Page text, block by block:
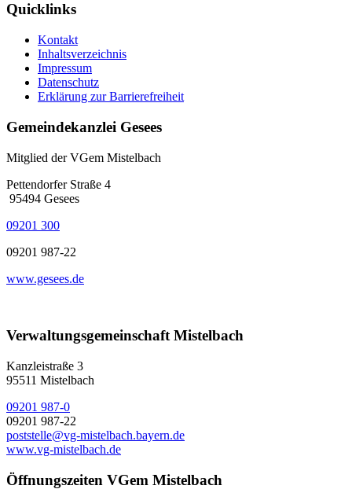
Quicklinks
Kontakt
Inhaltsverzeichnis
Impressum
Datenschutz
Erklärung zur Barrierefreiheit
Gemeindekanzlei Gesees
Mitglied der VGem Mistelbach
Pettendorfer Straße 4
95494 Gesees
09201 300
09201 987-22
www.gesees.de
Verwaltungsgemeinschaft Mistelbach
Kanzleistraße 3
95511 Mistelbach
09201 987-0
09201 987-22
poststelle@vg-mistelbach.bayern.de
www.vg-mistelbach.de
Öffnungszeiten VGem Mistelbach